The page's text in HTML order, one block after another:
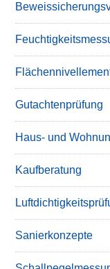
Gutachtenprüfung
Haus- und
Kaufberatung
Sanierkonzepte